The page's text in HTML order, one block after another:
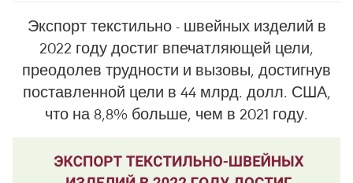
Экспорт текстильно - швейных изделий в
2022 году достиг впечатляющей цели,
преодолев трудности и вызовы, достигнув
поставленной цели в 44 млрд. долл. США,
что на 8,8% больше, чем в 2021 году.